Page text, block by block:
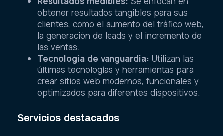
obtener resultados tangibles para sus
clientes, como el aumento del tráfico web,
la generación de leads y el incremento de
las ventas.
Tecnología de vanguardia: Utilizan las
últimas tecnologías y herramientas para
crear sitios web modernos, funcionales y
optimizados para diferentes dispositivos.
Servicios destacados